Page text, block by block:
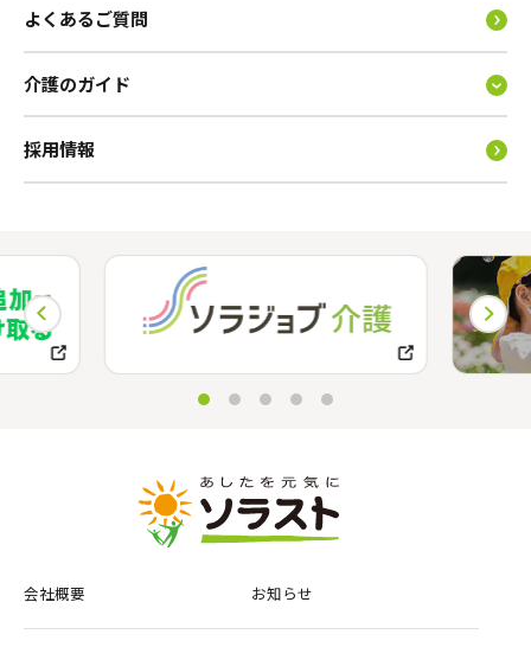
よくあるご質問
介護のガイド
採用情報
会社概要 お知らせ